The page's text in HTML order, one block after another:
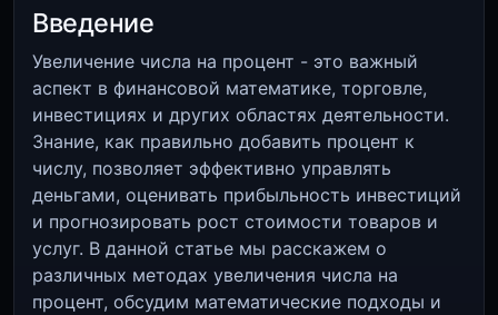
Введение
Увеличение числа на процент - это важный
аспект в финансовой математике, торговле,
инвестициях и других областях деятельности.
Знание, как правильно добавить процент к
числу, позволяет эффективно управлять
деньгами, оценивать прибыльность инвестиций
и прогнозировать рост стоимости товаров и
услуг. В данной статье мы расскажем о
различных методах увеличения числа на
процент, обсудим математические подходы и